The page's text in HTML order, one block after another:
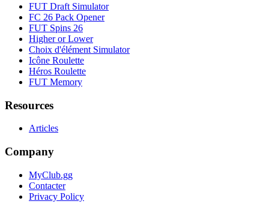
FUT Draft Simulator
FC 26 Pack Opener
FUT Spins 26
Higher or Lower
Choix d'élément Simulator
Icône Roulette
Héros Roulette
FUT Memory
Resources
Articles
Company
MyClub.gg
Contacter
Privacy Policy